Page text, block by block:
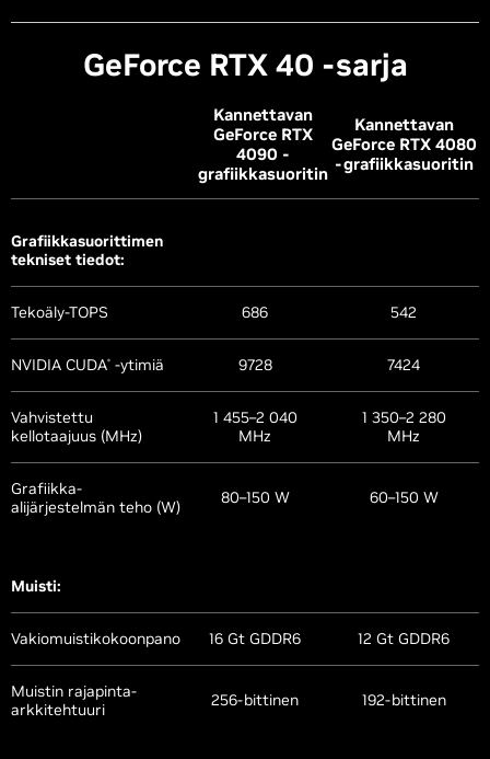
GeForce RTX 40 -sarja
Kannettavan
GeForce RTX
4090 -
grafiikkasuoritin
Kannettavan
GeForce RTX 4080
-grafiikkasuoritin
Grafiikkasuorittimen
tekniset tiedot:
Tekoäly-TOPS 686 542
NVIDIA CUDA® -ytimiä 9728 7424
Vahvistettu
kellotaajuus (MHz)
1 455–2 040
MHz
1 350–2 280
MHz
Grafiikka-
alijärjestelmän teho (W)
80–150 W 60–150 W
Muisti:
Vakiomuistikokoonpano 16 Gt GDDR6 12 Gt GDDR6
Muistin rajapinta-
arkkitehtuuri
256-bittinen 192-bittinen